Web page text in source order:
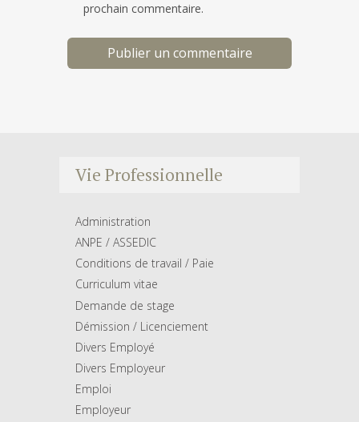
prochain commentaire.
Vie Professionnelle
Administration
ANPE / ASSEDIC
Conditions de travail / Paie
Curriculum vitae
Demande de stage
Démission / Licenciement
Divers Employé
Divers Employeur
Emploi
Employeur